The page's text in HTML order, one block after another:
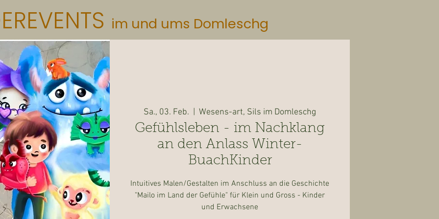
im und ums Domleschg
Sa., 03. Feb. Wesens-art, Sils im Domleschg
Gefühlsleben - im Nachklang
an den Anlass Winter-
BuachKinder
Intuitives Malen/Gestalten im Anschluss an die Geschichte
"Mailo im Land der Gefühle" für Klein und Gross - Kinder
und Erwachsene